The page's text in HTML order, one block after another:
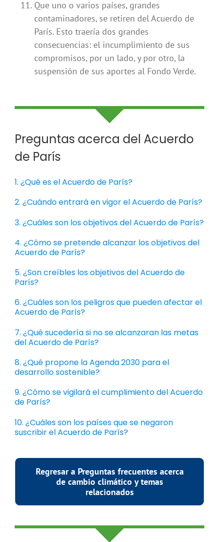
Que uno o varios países, grandes
contaminadores, se retiren del Acuerdo de
París. Esto traería dos grandes
consecuencias: el incumplimiento de sus
compromisos, por un lado, y por otro, la
suspensión de sus aportes al Fondo Verde.
Preguntas acerca del Acuerdo
de París
1. ¿Qué es el Acuerdo de París?
2. ¿Cuándo entrará en vigor el Acuerdo de París?
3. ¿Cuáles son los objetivos del Acuerdo de París?
4. ¿Cómo se pretende alcanzar los objetivos del
Acuerdo de París?
5. ¿Son creíbles los objetivos del Acuerdo de
París?
6. ¿Cuáles son los peligros que pueden afectar el
Acuerdo de París?
7. ¿Qué sucedería si no se alcanzaran las metas
del Acuerdo de París?
8. ¿Qué propone la Agenda 2030 para el
desarrollo sostenible?
9. ¿Cómo se vigilará el cumplimiento del Acuerdo
de París?
10. ¿Cuáles son los países que se negaron
suscribir el Acuerdo de París?
Regresar a Preguntas frecuentes acerca
de cambio climático y temas
relacionados